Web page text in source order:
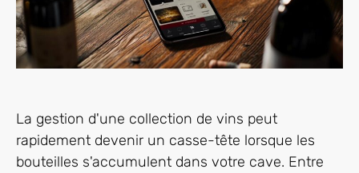
La gestion d'une collection de vins peut
rapidement devenir un casse-tête lorsque les
bouteilles s'accumulent dans votre cave. Entre